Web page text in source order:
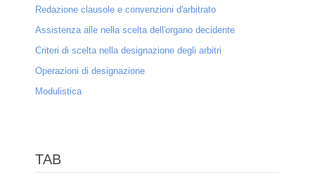
Contatti
Privacy
Redazione clausole e convenzioni d'arbitrato
Assistenza alle nella scelta dell'organo decidente
Criteri di scelta nella designazione degli arbitri
Operazioni di designazione
Modulistica
TAB